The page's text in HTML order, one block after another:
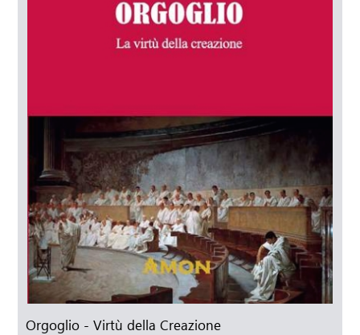
Orgoglio - Virtù della Creazione